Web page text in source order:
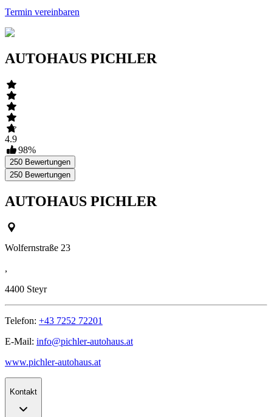
Termin vereinbaren
AUTOHAUS PICHLER
4.9
98%
250 Bewertungen
250 Bewertungen
AUTOHAUS PICHLER
Wolfernstraße 23
,
4400 Steyr
Telefon: +43 7252 72201
E-Mail: info@pichler-autohaus.at
www.pichler-autohaus.at
Kontakt